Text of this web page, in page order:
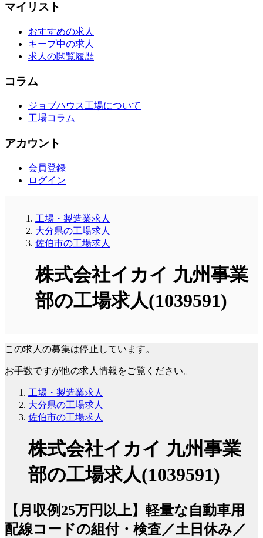
マイリスト
おすすめの求人
キープ中の求人
求人の閲覧履歴
コラム
ジョブハウス工場について
工場コラム
アカウント
会員登録
ログイン
工場・製造業求人
大分県の工場求人
佐伯市の工場求人
株式会社イカイ 九州事業
部の工場求人(1039591)
この求人の募集は停止しています。
お手数ですが他の求人情報をご覧ください。
工場・製造業求人
大分県の工場求人
佐伯市の工場求人
株式会社イカイ 九州事業
部の工場求人(1039591)
【月収例25万円以上】軽量な自動車用
配線コードの組付・検査／土日休み／